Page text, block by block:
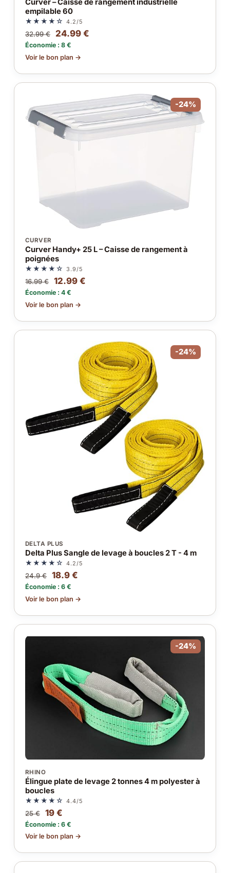
Curver – Caisse de rangement industrielle
empilable 60
★★★★☆ 4.2/5
32.99 € 24.99 €
Économie : 8 €
Voir le bon plan →
-24%
CURVER
Curver Handy+ 25 L – Caisse de rangement à
poignées
★★★★☆ 3.9/5
16.99 € 12.99 €
Économie : 4 €
Voir le bon plan →
-24%
DELTA PLUS
Delta Plus Sangle de levage à boucles 2 T - 4 m
★★★★☆ 4.2/5
24.9 € 18.9 €
Économie : 6 €
Voir le bon plan →
-24%
RHINO
Élingue plate de levage 2 tonnes 4 m polyester à
boucles
★★★★☆ 4.4/5
25 € 19 €
Économie : 6 €
Voir le bon plan →